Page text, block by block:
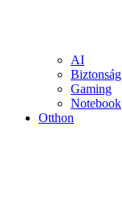
AI
Biztonság
Gaming
Notebook
Otthon